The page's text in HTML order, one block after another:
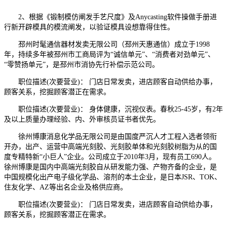
2、根据《锻制模仿阐发手艺尺度》及Anycasting软件操做手册进
行新开辟模具的模流阐发，以验证模具设想靠得住性。
邳州时髦通信器材发卖无限公司（邳州天惠通信）成立于1998
年，持续多年被邳州市工商局评为“诚信单元”、“消费者对劲单元”、
“零赞扬单元”，是邳州市消协先行补偿示范公司。
职位描述(次要营业)： 门店日常发卖，进店顾客自动供给办事，
顾客关系，挖掘顾客潜正在需求。
职位描述(次要营业)： 身体健康，沉视仪表。春秋25-45岁，有2年
及以上质量办理经验、内、外审核员证书者优先。
徐州博康消息化学品无限公司是由国度严沉人才工程入选者领衔
开办，出产、运营中高端光刻胶、光刻胶单体和光刻胶树脂为从的国
度专精特新“小巨人”企业。公司成立于2010年3月，现有员工690人。
徐州博康是国内中高端光刻胶自从研发能力强、产物齐备的企业，是
中国规模化出产电子级化学品、溶剂的本土企业，是日本JSR、TOK、
住友化学、AZ等出名企业及格供应商。
职位描述(次要营业)： 门店日常发卖，进店顾客自动供给办事，
顾客关系，挖掘顾客潜正在需求。